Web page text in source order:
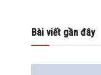
Bài viết gần đây